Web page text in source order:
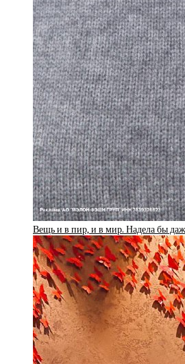
Вещь и в пир, и в мир. Надела бы